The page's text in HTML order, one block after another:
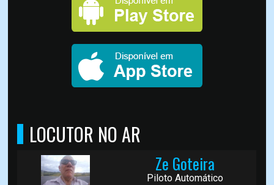
LOCUTOR NO AR
Ze Goteira
Piloto Automático